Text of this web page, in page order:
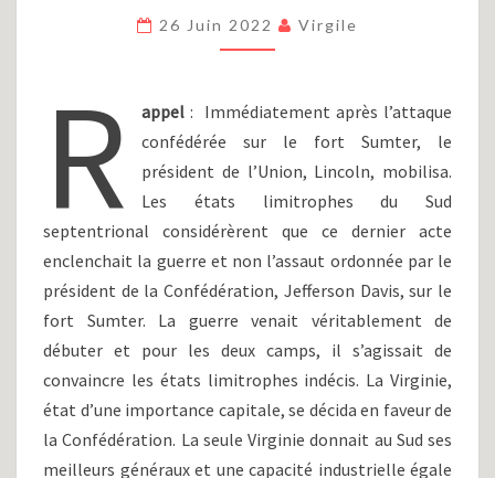
INDUSTRIE,
MARINE
ARMÉE
TERRE
26 Juin 2022 Virgile
R appel : Immédiatement après l’attaque
confédérée sur le fort Sumter, le
président de l’Union, Lincoln, mobilisa.
Les états limitrophes du Sud
septentrional considérèrent que ce dernier acte
enclenchait la guerre et non l’assaut ordonnée par le
président de la Confédération, Jefferson Davis, sur le
fort Sumter. La guerre venait véritablement de
débuter et pour les deux camps, il s’agissait de
convaincre les états limitrophes indécis. La Virginie,
état d’une importance capitale, se décida en faveur de
la Confédération. La seule Virginie donnait au Sud ses
meilleurs généraux et une capacité industrielle égale